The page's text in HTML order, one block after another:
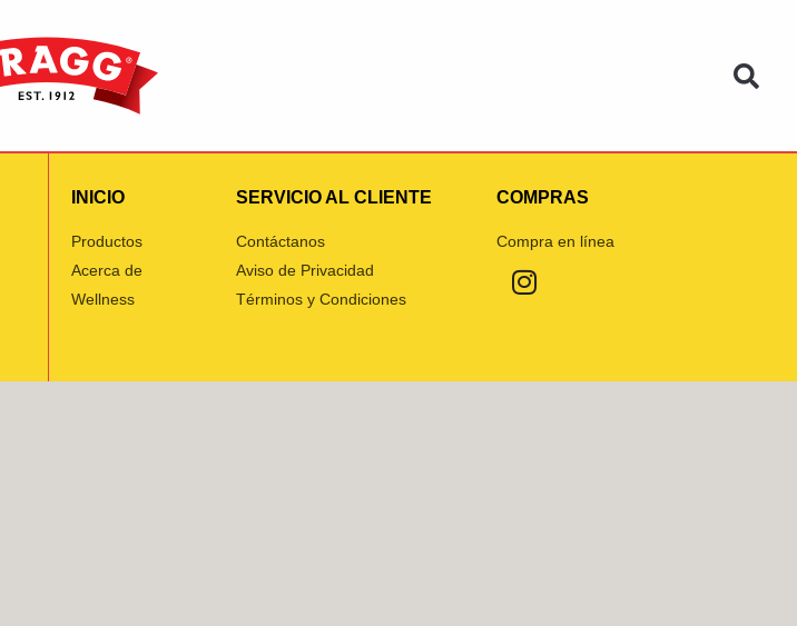
INICIO
Productos
Acerca de
Wellness
SERVICIO AL CLIENTE
Contáctanos
Aviso de Privacidad
Términos y Condiciones
COMPRAS
Compra en línea